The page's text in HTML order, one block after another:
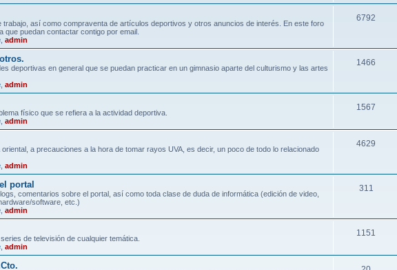
trabajo, así como compraventa de artículos deportivos y otros anuncios de interés. En este foro
puedan contactar contigo por email.
admin
6792
deportivas en general que se puedan practicar en un gimnasio aparte del culturismo y las artes
admin
1466
físico que se refiera a la actividad deportiva.
admin
1567
a precauciones a la hora de tomar rayos UVA, es decir, un poco de todo lo relacionado
admin
4629
portal
comentarios sobre el portal, así como toda clase de duda de informática (edición de video,
software, etc.)
admin
311
de televisión de cualquier temática.
admin
1151